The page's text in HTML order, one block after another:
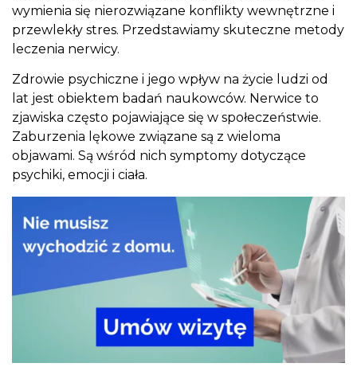
wymienia się nierozwiązane konflikty wewnętrzne i
przewlekły stres. Przedstawiamy skuteczne metody
leczenia nerwicy.
Zdrowie psychiczne i jego wpływ na życie ludzi od
lat jest obiektem badań naukowców. Nerwice to
zjawiska często pojawiające się w społeczeństwie.
Zaburzenia lękowe związane są z wieloma
objawami. Są wśród nich symptomy dotyczące
psychiki, emocji i ciała.